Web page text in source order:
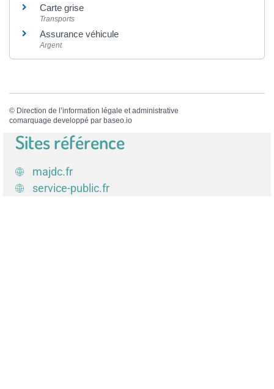
Carte grise
Transports
Assurance véhicule
Argent
© Direction de l’information légale et administrative
comarquage developpé par baseo.io
Sites référence
majdc.fr
service-public.fr